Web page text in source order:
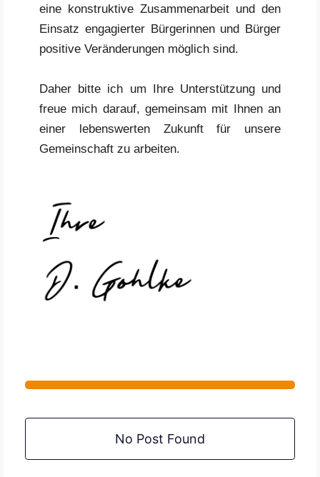
eine konstruktive Zusammenarbeit und den
Einsatz engagierter Bürgerinnen und Bürger
positive Veränderungen möglich sind.
Daher bitte ich um Ihre Unterstützung und
freue mich darauf, gemeinsam mit Ihnen an
einer lebenswerten Zukunft für unsere
Gemeinschaft zu arbeiten.
No Post Found